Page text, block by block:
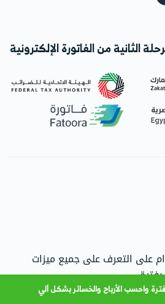
واحسب الأرباح والخسائر بشكل ألي
الثانية من الفاتورة الإلكترونية
على التعرف على جميع ميزات